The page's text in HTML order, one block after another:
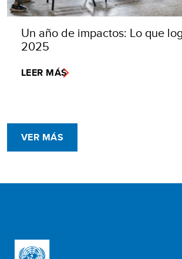
Un año de impactos: Lo que
2025
LEER MÁS
VER MÁS